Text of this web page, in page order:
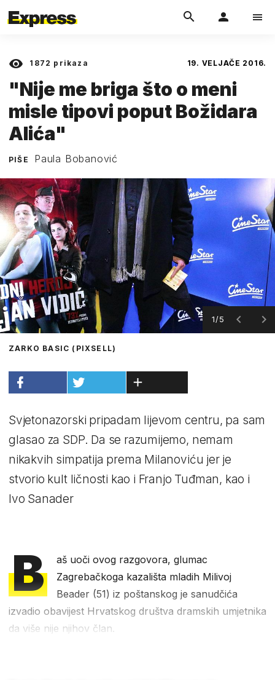
1872 prikaza 19. VELJAČE 2016.
"Nije me briga što o meni
misle tipovi poput Božidara
Alića"
PIŠE Paula Bobanović
1/5
ZARKO BASIC (PIXSELL)
Svjetonazorski pripadam lijevom centru, pa sam
glasao za SDP. Da se razumijemo, nemam
nikakvih simpatija prema Milanoviću jer je
stvorio kult ličnosti kao i Franjo Tuđman, kao i
Ivo Sanader
B
aš uoči ovog razgovora, glumac
Zagrebačkoga kazališta mladih Milivoj
Beader (51) iz poštanskog je sanudčića
izvadio obavijest Hrvatskog društva dramskih umjetnika
da više nije njihov član.